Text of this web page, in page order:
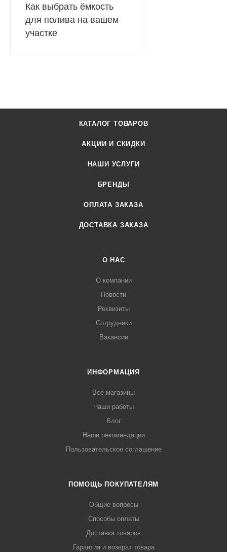
Как выбрать ёмкость
для полива на вашем
участке
КАТАЛОГ ТОВАРОВ
АКЦИИ И СКИДКИ
НАШИ УСЛУГИ
БРЕНДЫ
ОПЛАТА ЗАКАЗА
ДОСТАВКА ЗАКАЗА
О НАС
О компании
Новости
Реквизиты
Сотрудники
Вакансии
ИНФОРМАЦИЯ
Все магазины
Наши работы
Блог
Наши рекомендации
Пользовательское соглашение
ПОМОЩЬ ПОКУПАТЕЛЯМ
Общие вопросы
Способы оплаты
Доставка товаров
Гарантия и возврат товара